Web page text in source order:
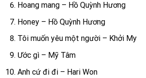
Hoang mang – Hồ Quỳnh Hương
Honey – Hồ Quỳnh Hương
Tôi muốn yêu một người – Khởi My
Ước gì – Mỹ Tâm
Anh cứ đi đi – Hari Won